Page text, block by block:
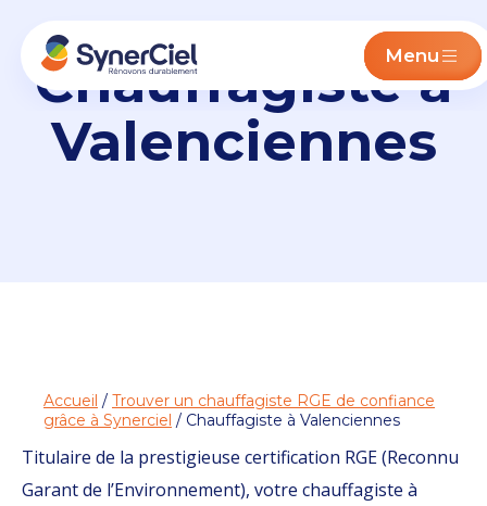
Menu
Chauffagiste à
Valenciennes
Accueil / Trouver un chauffagiste RGE de confiance
grâce à Synerciel / Chauffagiste à Valenciennes
Titulaire de la prestigieuse certification RGE (Reconnu
Garant de l’Environnement), votre chauffagiste à